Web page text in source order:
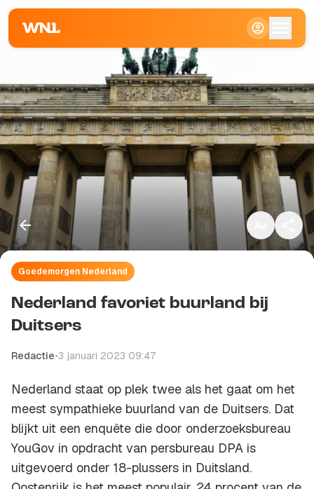
Klein
Standaard
Groot
Goedemorgen Nederland
Nederland favoriet buurland bij
Duitsers
Redactie•3 januari 2023 09:47
Nederland staat op plek twee als het gaat om het
meest sympathieke buurland van de Duitsers. Dat
blijkt uit een enquête die door onderzoeksbureau
YouGov in opdracht van persbureau DPA is
uitgevoerd onder 18-plussers in Duitsland.